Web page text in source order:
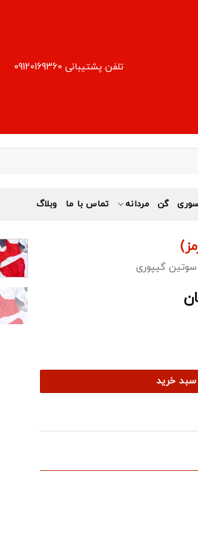
تلفن پشتیبانی 09120169360
گن مردانه تماس با ما وبلاگ
گیپوری
سبد خرید